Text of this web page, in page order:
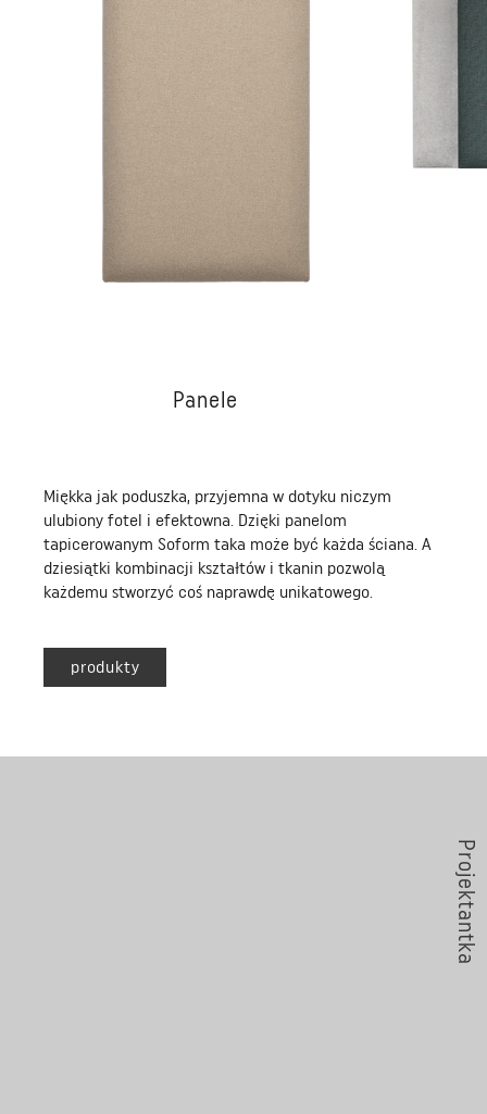
Miękka jak poduszka, przyjemna w dotyku niczym
ulubiony fotel i efektowna. Dzięki panelom
tapicerowanym Soform taka może być każda ściana. A
dziesiątki kombinacji kształtów i tkanin pozwolą
każdemu stworzyć coś naprawdę unikatowego.
produkty
Panele
Projektantka